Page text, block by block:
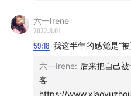
六一Irene
2022.8.01
59:18 我这半年的感觉是“
六一Irene: 后来把自己
客
https://